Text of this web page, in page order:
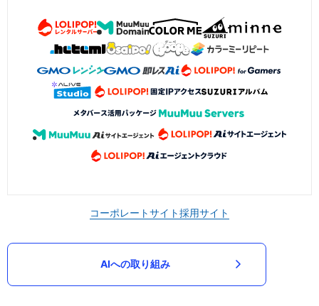
コーポレートサイト採用サイト
AIへの取り組み